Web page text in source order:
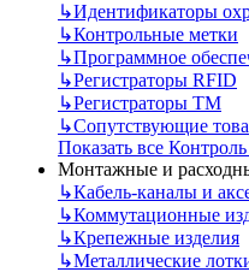
↳Идентификаторы
↳Контрольные метки
↳Программное
↳Регистраторы RFID
↳Регистраторы ТМ
↳Сопутствующие
Показать все
Монтажные и
↳Кабель-каналы и
↳Коммутационные
↳Крепежные изделия
↳Металлические